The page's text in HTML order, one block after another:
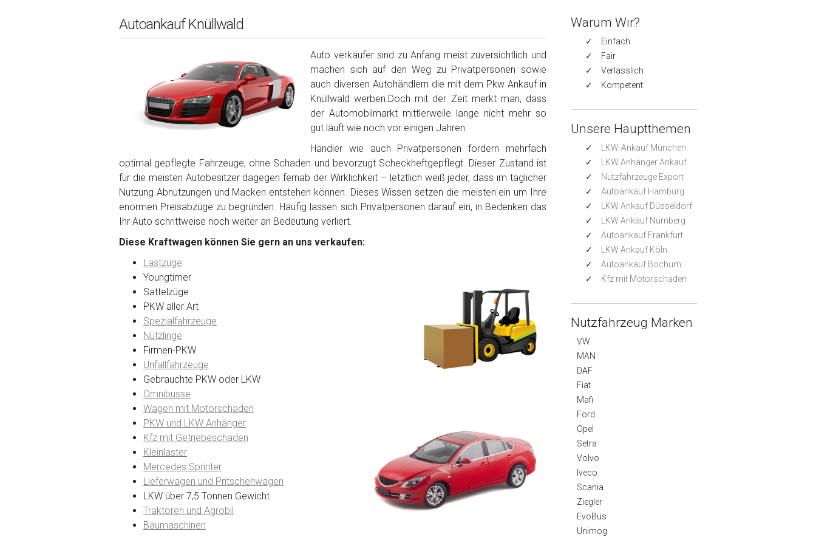
Autoankauf Knüllwald
Auto verkäufer sind zu Anfang meist zuversichtlich und
machen sich auf den Weg zu Privatpersonen sowie
auch diversen Autohändlern die mit dem Pkw Ankauf in
Knüllwald werben.Doch mit der Zeit merkt man, dass
der Automobilmarkt mittlerweile lange nicht mehr so
gut läuft wie noch vor einigen Jahren.
Händler wie auch Privatpersonen fordern mehrfach
optimal gepflegte Fahrzeuge, ohne Schaden und bevorzugt Scheckheftgepflegt. Dieser Zustand ist
für die meisten Autobesitzer dagegen fernab der Wirklichkeit – letztlich weiß jeder, dass im täglicher
Nutzung Abnutzungen und Macken entstehen können. Dieses Wissen setzen die meisten ein um Ihre
enormen Preisabzüge zu begründen. Häufig lassen sich Privatpersonen darauf ein, in Bedenken das
Ihr Auto schrittweise noch weiter an Bedeutung verliert.
Diese Kraftwagen können Sie gern an uns verkaufen:
Lastzüge
Youngtimer
Sattelzüge
PKW aller Art
Spezialfahrzeuge
Nützlinge
Firmen-PKW
Unfallfahrzeuge
Gebrauchte PKW oder LKW
Omnibusse
Wagen mit Motorschaden
PKW und LKW Anhänger
Kfz mit Getriebeschaden
Kleinlaster
Mercedes Sprinter
Lieferwagen und Pritschenwagen
LKW über 7,5 Tonnen Gewicht
Traktoren und Agrobil
Baumaschinen
Warum Wir?
Einfach
Fair
Verlässlich
Kompetent
Unsere Hauptthemen
LKW-Ankauf München
LKW Anhänger Ankauf
Nutzfahrzeuge Export
Autoankauf Hamburg
LKW Ankauf Düsseldorf
LKW Ankauf Nürnberg
Autoankauf Frankfurt
LKW Ankauf Köln
Autoankauf Bochum
Kfz mit Motorschaden
Nutzfahrzeug Marken
VW
MAN
DAF
Fiat
Mafi
Ford
Opel
Setra
Volvo
Iveco
Scania
Ziegler
EvoBus
Unimog